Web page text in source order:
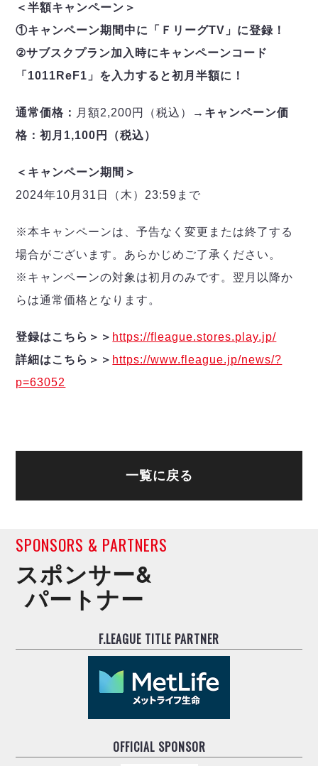
＜半額キャンペーン＞
①キャンペーン期間中に「ＦリーグTV」に登録！
②サブスクプラン加入時にキャンペーンコード
「1011ReF1」を入力すると初月半額に！
通常価格： 月額2,200円（税込）→ キャンペーン価
格：初月1,100円（税込）
＜キャンペーン期間＞
2024年10月31日（木）23:59まで
※本キャンペーンは、予告なく変更または終了する
場合がございます。あらかじめご了承ください。
※キャンペーンの対象は初月のみです。翌月以降か
らは通常価格となります。
登録はこちら＞＞ https://fleague.stores.play.jp/
詳細はこちら＞＞ https://www.fleague.jp/news/?
p=63052
一覧に戻る
SPONSORS & PARTNERS
スポンサー&
パートナー
F.LEAGUE TITLE PARTNER
OFFICIAL SPONSOR